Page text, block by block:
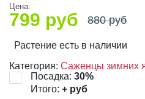
Цена:
799 руб 880руб
Растение есть в наличии
Категория: Саженцы зимних
Посадка: 30%
Итого: + руб